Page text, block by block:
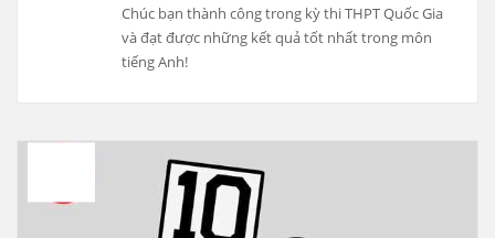
Chúc bạn thành công trong kỳ thi THPT Quốc Gia
và đạt được những kết quả tốt nhất trong môn
tiếng Anh!